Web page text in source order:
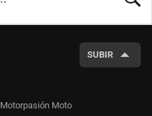
SUBIR
Motorpasión Moto